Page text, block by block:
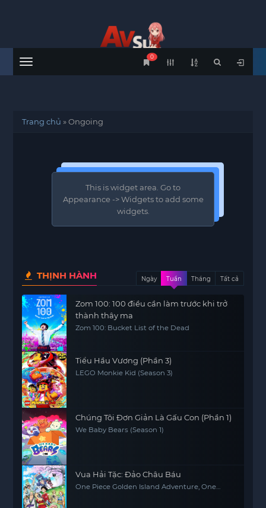
Menu
0
Trang chủ »Ongoing
This is widget area. Go to
Appearance -> Widgets to add some
widgets.
THỊNH HÀNH Ngày Tuần Tháng Tất cả
Zom 100: 100 điều cần làm trước khi trở
thành thây ma
Zom 100: Bucket List of the Dead
Tiểu Hầu Vương (Phần 3)
LEGO Monkie Kid (Season 3)
Chúng Tôi Đơn Giản Là Gấu Con (Phần 1)
We Baby Bears (Season 1)
Vua Hải Tặc: Đảo Châu Báu
One Piece Golden Island Adventure, One